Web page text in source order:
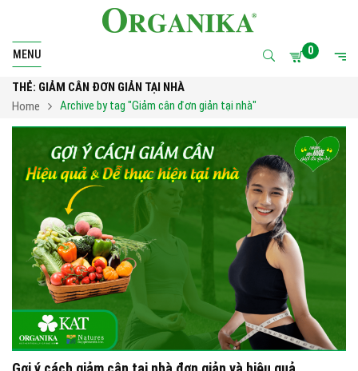
MENU 0
THẺ: GIẢM CÂN ĐƠN GIẢN TẠI NHÀ
Home
Archive by tag "Giảm cân đơn giản tại nhà"